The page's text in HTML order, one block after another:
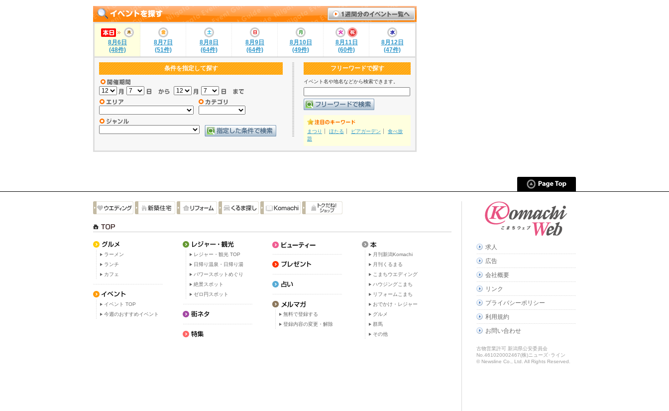
8月6日
(48件)
8月7日
(51件)
8月8日
(64件)
8月9日
(64件)
8月10日
(49件)
8月11日
(60件)
8月12日
(47件)
条件を指定して探す フリーワードで探す
イベント名や地名などから検索できます。
まつり ほたる ビアガーデン
食べ放
題
ラーメン
ランチ
カフェ
イベント TOP
今週のおすすめイベント
レジャー・観光 TOP
日帰り温泉・日帰り湯
パワースポットめぐり
絶景スポット
ゼロ円スポット
無料で登録する
登録内容の変更・解除
月刊新潟Komachi
月刊くるまる
こまちウエディング
ハウジングこまち
リフォームこまち
おでかけ・レジャー
グルメ
群馬
その他
求人
広告
会社概要
リンク
プライバシーポリシー
利用規約
お問い合わせ
古物営業許可 新潟県公安委員会
No.461020002467(株)ニューズ･ライン
© Newsline Co., Ltd. All Rights Reserved.